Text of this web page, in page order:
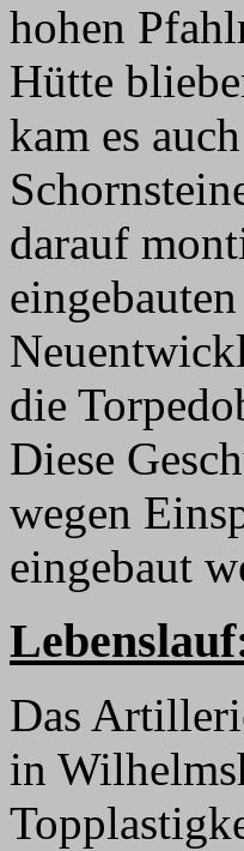
hohen
Hütte
kam es
darauf
die
Diese
wegen
eingebaut
Das
in